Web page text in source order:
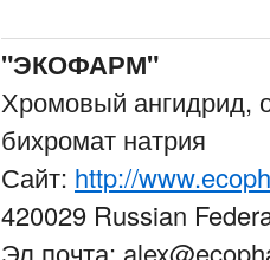
"ЭКОФАРМ"
Хромовый ангидрид,
бихромат натрия
Сайт: http://
420029 Russian
Эл.почта: